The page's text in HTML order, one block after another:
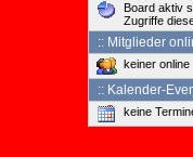
Board aktiv
Zugriffe
:: Mitglieder
keiner online
:: Kalender-
keine